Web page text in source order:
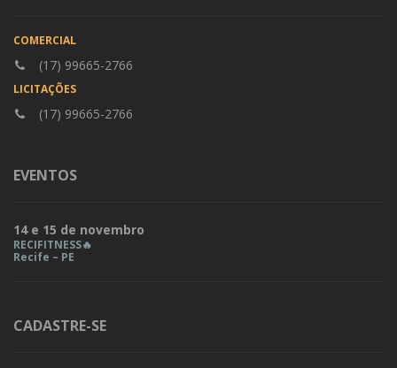
COMERCIAL
(17) 99665-2766
LICITAÇÕES
(17) 99665-2766
EVENTOS
14 e 15 de novembro
RECIFITNESS🔥
Recife – PE
CADASTRE-SE